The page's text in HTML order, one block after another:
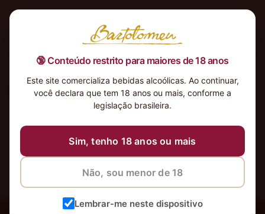
🔞 Conteúdo restrito para maiores de 18 anos
Este site comercializa bebidas alcoólicas. Ao continuar,
você declara que tem 18 anos ou mais, conforme a
legislação brasileira.
Sim, tenho 18 anos ou mais
Não, sou menor de 18
Lembrar-me neste dispositivo
Nothing Found
It seems we can’t find what you’re looking for. Perhaps
‹ Meus Vinhos